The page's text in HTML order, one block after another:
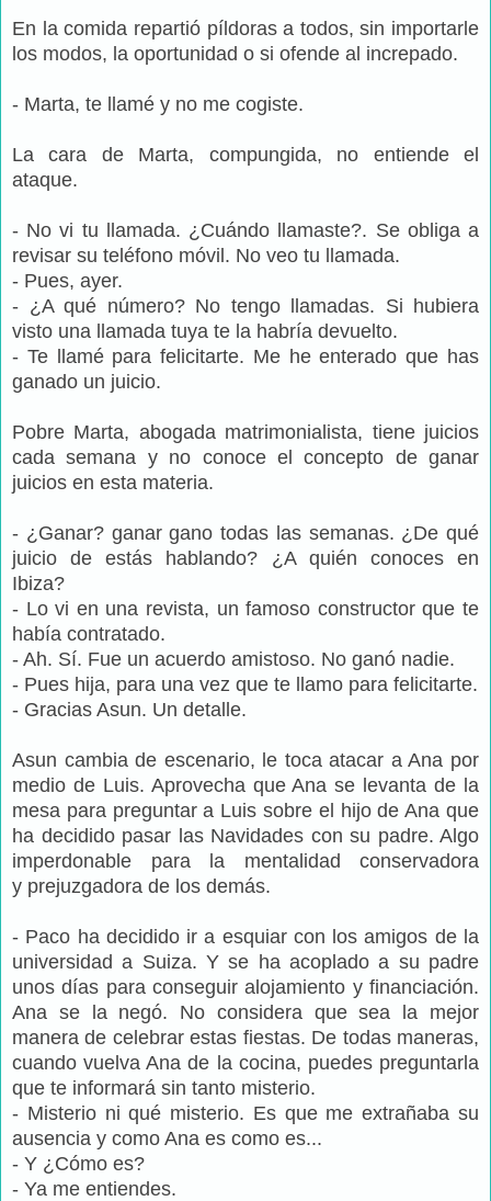
En la comida repartió píldoras a todos, sin importarle
los modos, la oportunidad o si ofende al increpado.
- Marta, te llamé y no me cogiste.
La cara de Marta, compungida, no entiende el
ataque.
- No vi tu llamada. ¿Cuándo llamaste?. Se obliga a
revisar su teléfono móvil. No veo tu llamada.
- Pues, ayer.
- ¿A qué número? No tengo llamadas. Si hubiera
visto una llamada tuya te la habría devuelto.
- Te llamé para felicitarte. Me he enterado que has
ganado un juicio.
Pobre Marta, abogada matrimonialista, tiene juicios
cada semana y no conoce el concepto de ganar
juicios en esta materia.
- ¿Ganar? ganar gano todas las semanas. ¿De qué
juicio de estás hablando? ¿A quién conoces en
Ibiza?
- Lo vi en una revista, un famoso constructor que te
había contratado.
- Ah. Sí. Fue un acuerdo amistoso. No ganó nadie.
- Pues hija, para una vez que te llamo para felicitarte.
- Gracias Asun. Un detalle.
Asun cambia de escenario, le toca atacar a Ana por
medio de Luis. Aprovecha que Ana se levanta de la
mesa para preguntar a Luis sobre el hijo de Ana que
ha decidido pasar las Navidades con su padre. Algo
imperdonable para la mentalidad conservadora
y prejuzgadora de los demás.
- Paco ha decidido ir a esquiar con los amigos de la
universidad a Suiza. Y se ha acoplado a su padre
unos días para conseguir alojamiento y financiación.
Ana se la negó. No considera que sea la mejor
manera de celebrar estas fiestas. De todas maneras,
cuando vuelva Ana de la cocina, puedes preguntarla
que te informará sin tanto misterio.
- Misterio ni qué misterio. Es que me extrañaba su
ausencia y como Ana es como es...
- Y ¿Cómo es?
- Ya me entiendes.